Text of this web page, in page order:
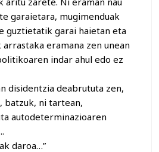
garaietara, mugimenduak
guztietatik garai haietan eta
eramana zen unean
indar ahul edo ez
disidentzia deabrututa zen,
batzuk, ni tartean,
autodeterminazioaren
daroa…”